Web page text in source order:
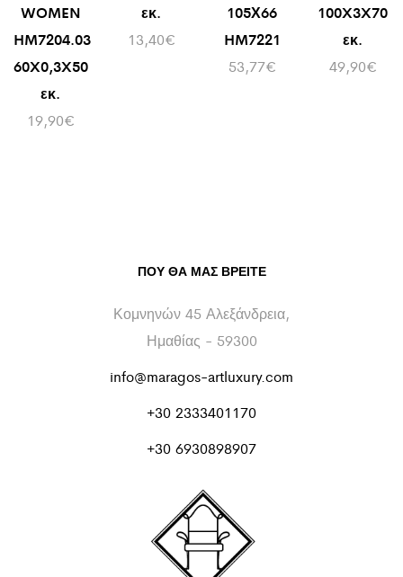
WOMEN
HM7204.03
60X0,3X50
εκ.
19,90€
εκ.
13,40€
105Χ66
HM7221
53,77€
100X3X70
εκ.
49,90€
ΠΟΥ ΘΑ ΜΑΣ ΒΡΕΊΤΕ
Κομνηνών 45 Αλεξάνδρεια,
Ημαθίας - 59300
info@maragos-artluxury.com
+30 2333401170
+30 6930898907